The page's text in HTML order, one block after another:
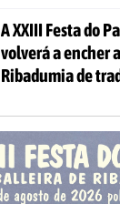
A XXIII Festa do
volverá a encher
Ribadumia de
todas as idades